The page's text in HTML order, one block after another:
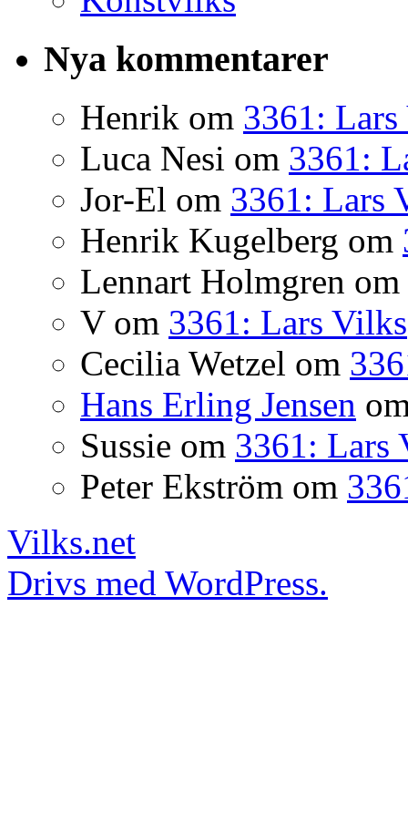
Nya kommentarer
Henrik om 3361:
Luca Nesi om 3361:
Jor-El om 3361: Lars
Henrik Kugelberg om
Lennart Holmgren om
Vom 3361: Lars Vilks
Cecilia Wetzel om
Hans Erling Jensen
Sussie om 3361: Lars
Peter Ekström om
Vilks.net
Drivs med WordPress.